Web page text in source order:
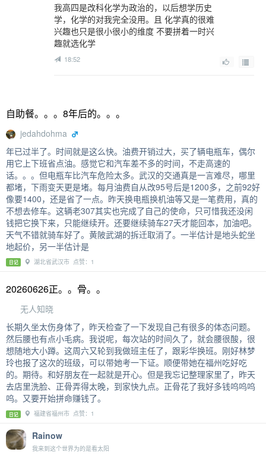
我高四是改科化学为政治的，以后想学历史
学，化学的对我完全没用。且 化学真的很难
兴趣也只是很小很小的维度 不要拼着一时兴
趣就选化学
18:52
自助餐。。。8年后的。。。
jedahdohma
年已过半了。时间就是这么快。油费开销过大，买了辆电瓶车，偶尔
用它上下班省点油。感觉它和汽车差不多的时间，不走高速的
话。。。但电瓶车比汽车危险太多。武汉的交通真是一言难尽，哪里
都堵，下雨变天更是堵。每月油费自从改95号后是1200多，之前92好
像要1400，还是省了一点。昨天换电瓶换机油等又是一笔费用，真的
不想去修车。这辆老307其实也完成了自己的使命，只可惜我还没闲
钱把它换下来，只能继续开。还要继续骑车27天才能回本，加油吧。
天气不错就骑车好了。黄陂武湖的拆迁取消了。一半估计是地头蛇坐
地起价，另一半估计是
日记 湖北省武汉市 点赞：1
20260626正。。骨。。
无人知晓
长期久坐太伤身体了，昨天检查了一下发现自己有很多的体态问题。
然后腰也有点小毛病。我说呢，每次站的时间久了，就会腰很酸，很
想随地大小蹲。这周六又轮到我做班主任了，跟彩华换班。刚好林梦
玲也报了这次的班级，可以带她考一下证。顺便带她在福州吃好吃
的。期待。和好朋友在一起就是开心。但是我忘记整理家里了，昨天
去店里洗脸、正骨弄得太晚，到家快九点。正骨花了我好多钱呜呜呜
呜。又要开始拼命赚钱了。
日记 福建省福州市 点赞：1
Rainow
我来到这个世界为的是看太阳